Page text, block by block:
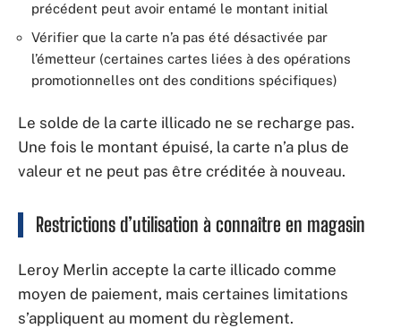
précédent peut avoir entamé le montant initial
Vérifier que la carte n’a pas été désactivée par
l’émetteur (certaines cartes liées à des opérations
promotionnelles ont des conditions spécifiques)
Le solde de la carte illicado ne se recharge pas.
Une fois le montant épuisé, la carte n’a plus de
valeur et ne peut pas être créditée à nouveau.
Restrictions d’utilisation à connaître en magasin
Leroy Merlin accepte la carte illicado comme
moyen de paiement, mais certaines limitations
s’appliquent au moment du règlement.